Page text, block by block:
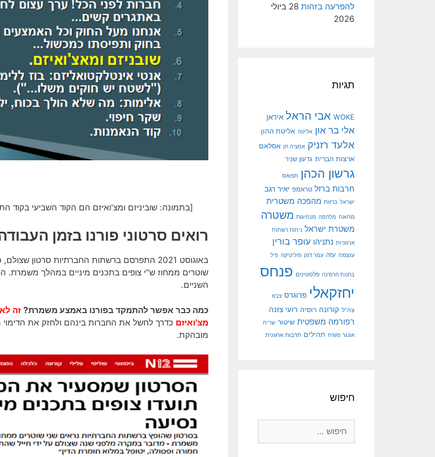
[בתמונה: שוביניזם ומצ'ואיזם הם הקוד השביעי בקוד
רואים סרטוני פורנו בזמן
באוגוסט 2021 התפרסם ברשתות החברתיות סרטון
שוטרים ממחוז ש"י צופים בתכנים מיניים במהלך משמרת.
השניים.
כמה כבר אפשר להתמקד בפורנו באמצע משמרת? זה
מצ'ואיזם כדרך לחשל את החברות בינהם ולחזק את הדימוי
מובהקת.
להפרעה בזהות
28 ביולי
2026
תגיות
WOKE אבי הראל איראן
אלי בר און אליטה אליטת ההון
אלעד רזניק אמציה חן אסלאם
ארצות הברית גדעון שניר
גרשון הכהן חמאס
חרבות ברזל טראמפ יאיר רגב
ישראל כרזות מהפכה משטרית
מחאה מלחמה מנהיגות משטרה
משטרת ישראל ניתוח רשתות
ארגוניות נתניהו עופר בורין
עוצמה עזה עמר דנק פוליטיקה פיל
בחנות חרסינה פלסטינים פנחס
יחזקאלי פרוגרס צבא
צה"ל קורונה רוסיה רועי צזנה
רפורמה משפטית שיטור שרית
אונגר משיח תהילים תרבות ארגונית
חיפוש